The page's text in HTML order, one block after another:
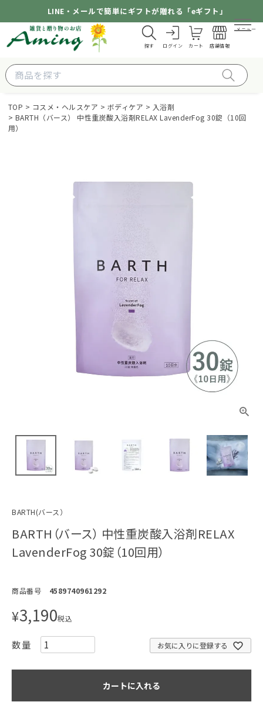
LINE・メールで簡単にギフトが贈れる「eギフト」
探す ログイン カート 店舗情報
メニュー
TOP コスメ・ヘルスケア ボディケア
入浴剤
BARTH（バース） 中性重炭酸入浴剤RELAX LavenderFog 30錠（10回
用）
BARTH(バース）
BARTH（バース） 中性重炭酸入浴剤RELAX
LavenderFog 30錠（10回用）
商品番号 4589740961292
¥3,190税込
お気に入りに登録する
カートに入れる